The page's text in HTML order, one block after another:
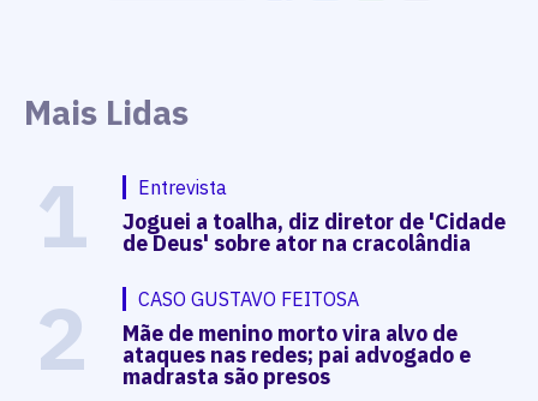
Mais Lidas
1 Entrevista
Joguei a toalha, diz diretor de 'Cidade
de Deus' sobre ator na cracolândia
2 CASO GUSTAVO FEITOSA
Mãe de menino morto vira alvo de
ataques nas redes; pai advogado e
madrasta são presos